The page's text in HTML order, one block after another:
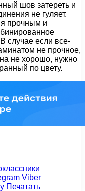
шов затереть и
не гуляет.
прочным и
случае если все-
не прочное,
не хорошо, нужно
по цвету.
Viber
Печатать